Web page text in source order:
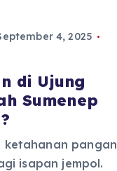
4, 2025
di Ujung
Sumenep
ketahanan pangan
isapan jempol.